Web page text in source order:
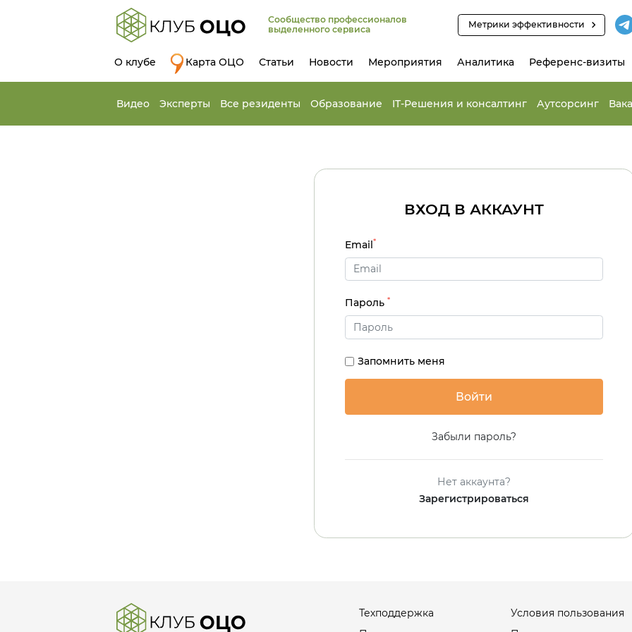
Сообщество профессионалов
выделенного сервиса
Метрики эффективности
О клубе Карта ОЦО Статьи Новости Мероприятия Аналитика Референс-визиты
Видео Эксперты Все резиденты Образование IT-Решения и консалтинг Аутсорсинг
ВХОД В АККАУНТ
Email*
Пароль*
Запомнить меня
Забыли пароль?
Нет аккаунта?
Зарегистрироваться
Техподдержка
Условия пользования